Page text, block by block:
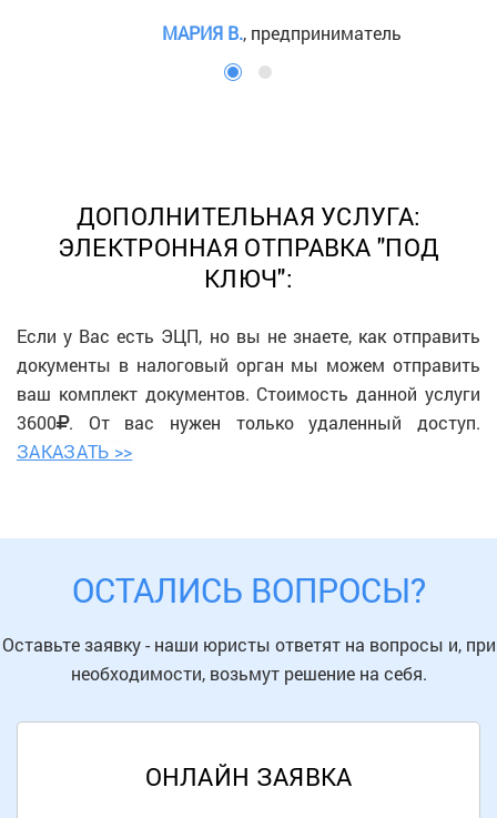
МАРИЯ В., предприниматель
ДОПОЛНИТЕЛЬНАЯ УСЛУГА:
ЭЛЕКТРОННАЯ ОТПРАВКА "ПОД
КЛЮЧ":
Если у Вас есть ЭЦП, но вы не знаете, как отправить
документы в налоговый орган мы можем отправить
ваш комплект документов. Стоимость данной услуги
3600 . От вас нужен только удаленный доступ.
ЗАКАЗАТЬ >>
ОСТАЛИСЬ ВОПРОСЫ?
Оставьте заявку - наши юристы ответят на вопросы и, при
необходимости, возьмут решение на себя.
ОНЛАЙН ЗАЯВКА